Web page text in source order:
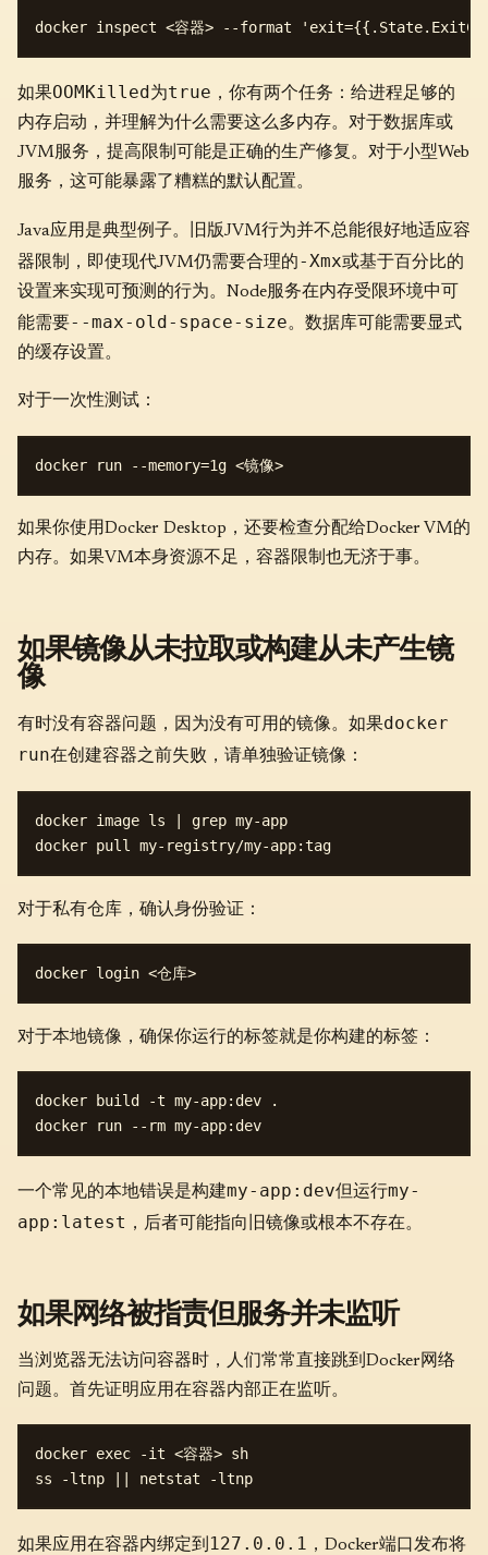
如果OOMKilled为true ，你有两个任务：给进程足够的
内存启动，并理解为什么需要这么多内存。对于数据库或
JVM服务，提高限制可能是正确的生产修复。对于小型Web
服务，这可能暴露了糟糕的默认配置。
Java应用是典型例子。旧版JVM行为并不总能很好地适应容
器限制，即使现代JVM仍需要合理的 -Xmx或基于百分比的
设置来实现可预测的行为。Node服务在内存受限环境中可
能需要--max-old-space-size。数据库可能需要显式
的缓存设置。
对于一次性测试：
如果你使用Docker Desktop，还要检查分配给Docker VM的
内存。如果VM本身资源不足，容器限制也无济于事。
如果镜像从未拉取或构建从未产生镜
像
有时没有容器问题，因为没有可用的镜像。如果docker
run在创建容器之前失败，请单独验证镜像：
docker image ls | grep my-app
对于私有仓库，确认身份验证：
对于本地镜像，确保你运行的标签就是你构建的标签：
docker build -t my-app:dev .
一个常见的本地错误是构建my-app:dev但运行my-
app:latest ，后者可能指向旧镜像或根本不存在。
如果网络被指责但服务并未监听
当浏览器无法访问容器时，人们常常直接跳到Docker网络
问题。首先证明应用在容器内部正在监听。
docker exec -it <容器> sh
如果应用在容器内绑定到 127.0.0.1 ，Docker端口发布将